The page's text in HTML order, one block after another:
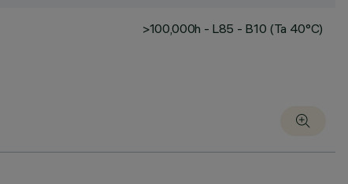
>100,000h - L85 - B10 (Ta 40°C)